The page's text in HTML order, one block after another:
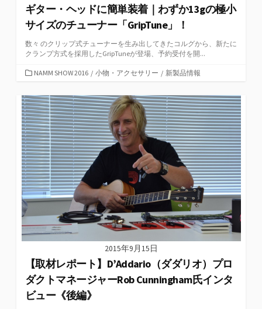
ギター・ヘッドに簡単装着｜わずか13gの極小
サイズのチューナー「GripTune」！
数々 のクリップ式チューナーを生み出してきたコルグから、新たに
クランプ方式を採用したGripTuneが登場、予約受付を開...
カ
ゴ
リ
ー
NAMM SHOW 2016 / 小物・アクセサリー / 新製品情報
2015年9月15日
【取材レポート】D’Addario（ダダリオ）プロ
ダクトマネージャーRob Cunningham氏インタ
ビュー《後編》